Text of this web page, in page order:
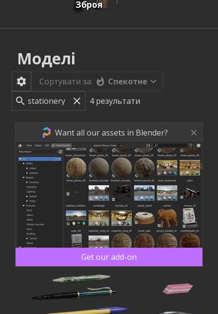
Зброя
Моделі
Сортувати за:
Спекотне
4 результати
Want all our assets in Blender?
Get our add-on